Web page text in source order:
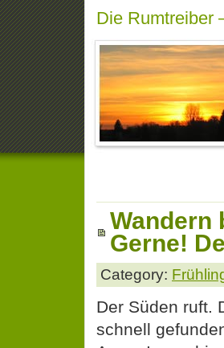
Die Rumtreiber
Wandern
Gerne!
Category:
Der Süden ruft.
schnell